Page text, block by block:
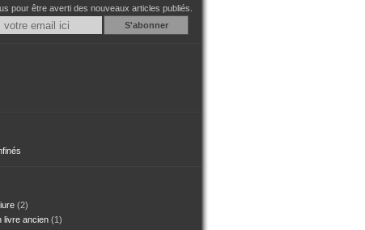
pour être averti des nouveaux articles publiés.
Email
(2)
livre ancien (1)